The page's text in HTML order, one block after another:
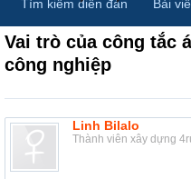
Vai trò của công tắc
công nghiệp
Linh Bilalo
Thành viên xây dựng
Tìm kiếm diễn đàn Bài